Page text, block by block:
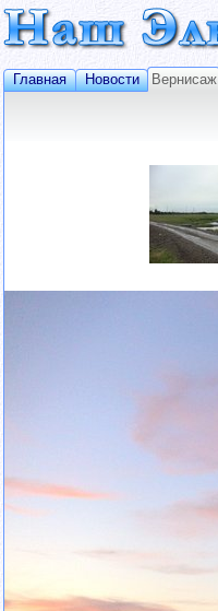
Главная Новости Вернисаж